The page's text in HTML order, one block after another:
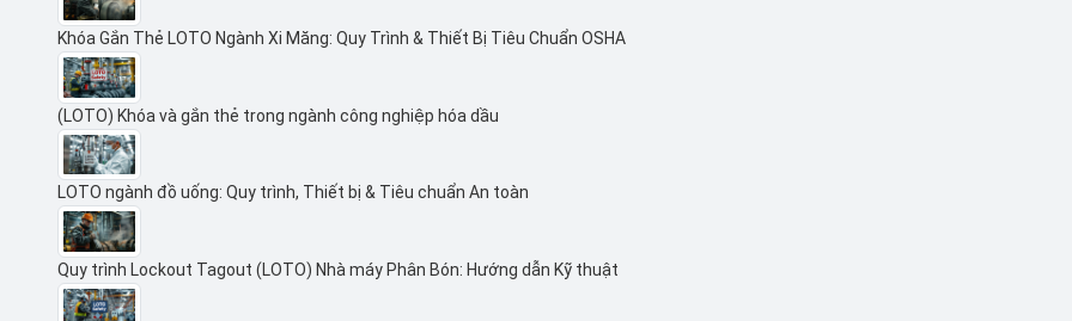
Khóa Gắn Thẻ LOTO Ngành Xi Măng: Quy Trình & Thiết Bị Tiêu Chuẩn OSHA
(LOTO) Khóa và gắn thẻ trong ngành công nghiệp hóa dầu
LOTO ngành đồ uống: Quy trình, Thiết bị & Tiêu chuẩn An toàn
Quy trình Lockout Tagout (LOTO) Nhà máy Phân Bón: Hướng dẫn Kỹ thuật